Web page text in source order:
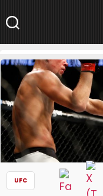
NaszeMMA.pl»
Conor” – ostra
UFC